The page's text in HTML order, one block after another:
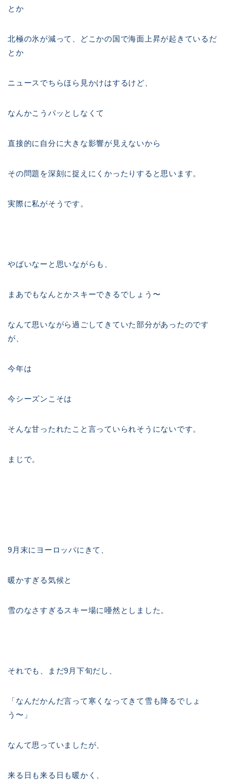
とか
北極の氷が減って、どこかの国で海面上昇が起きているだ
とか
ニュースでちらほら見かけはするけど、
なんかこうパッとしなくて
直接的に自分に大きな影響が見えないから
その問題を深刻に捉えにくかったりすると思います。
実際に私がそうです。
やばいなーと思いながらも、
まあでもなんとかスキーできるでしょう〜
なんて思いながら過ごしてきていた部分があったのです
が、
今年は
今シーズンこそは
そんな甘ったれたこと言っていられそうにないです。
まじで。
9月末にヨーロッパにきて、
暖かすぎる気候と
雪のなさすぎるスキー場に唖然としました。
それでも、まだ9月下旬だし、
「なんだかんだ言って寒くなってきて雪も降るでしょ
う〜」
なんて思っていましたが、
来る日も来る日も暖かく、